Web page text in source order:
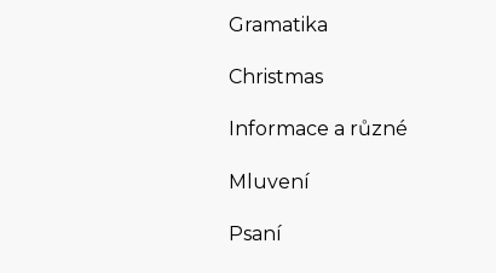
Gramatika
Christmas
Informace a různé
Mluvení
Psaní